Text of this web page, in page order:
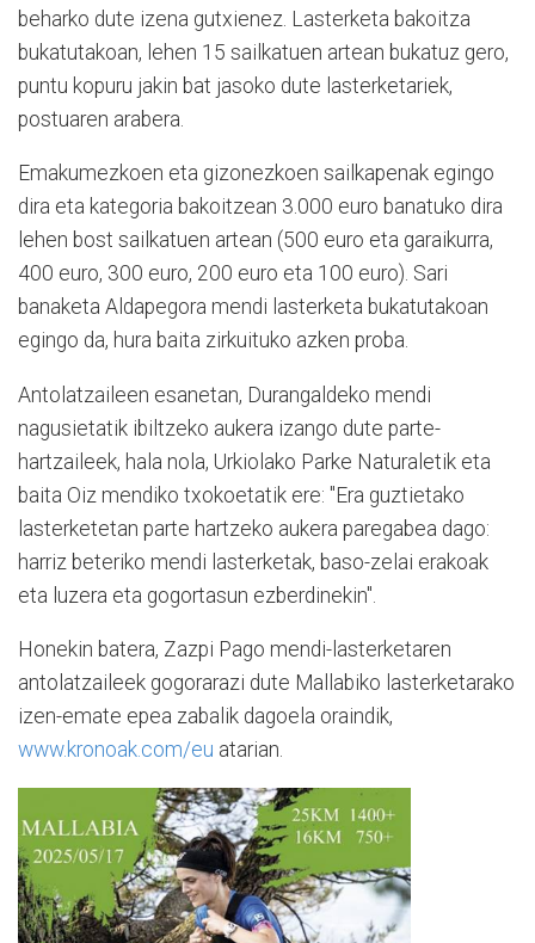
beharko dute izena gutxienez. Lasterketa bakoitza
bukatutakoan, lehen 15 sailkatuen artean bukatuz gero,
puntu kopuru jakin bat jasoko dute lasterketariek,
postuaren arabera.
Emakumezkoen eta gizonezkoen sailkapenak egingo
dira eta kategoria bakoitzean 3.000 euro banatuko dira
lehen bost sailkatuen artean (500 euro eta garaikurra,
400 euro, 300 euro, 200 euro eta 100 euro). Sari
banaketa Aldapegora mendi lasterketa bukatutakoan
egingo da, hura baita zirkuituko azken proba.
Antolatzaileen esanetan, Durangaldeko mendi
nagusietatik ibiltzeko aukera izango dute parte-
hartzaileek, hala nola, Urkiolako Parke Naturaletik eta
baita Oiz mendiko txokoetatik ere: "Era guztietako
lasterketetan parte hartzeko aukera paregabea dago:
harriz beteriko mendi lasterketak, baso-zelai erakoak
eta luzera eta gogortasun ezberdinekin".
Honekin batera, Zazpi Pago mendi-lasterketaren
antolatzaileek gogorarazi dute Mallabiko lasterketarako
izen-emate epea zabalik dagoela oraindik,
www.kronoak.com/eu atarian.